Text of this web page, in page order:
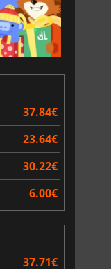
37.84€
23.64€
30.22€
6.00€
37.71€